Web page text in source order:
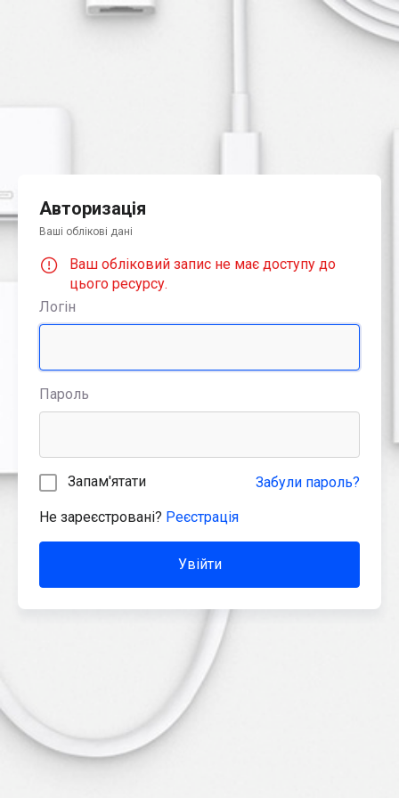
Авторизація
Ваші облікові дані
Ваш обліковий запис не має доступу до
цього ресурсу.
Логін
Пароль
Запам'ятати Забули пароль?
Не зареєстровані? Реєстрація